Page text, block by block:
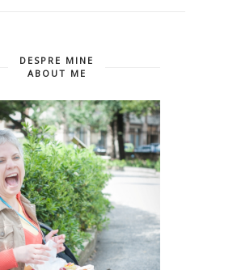
DESPRE MINE
ABOUT ME